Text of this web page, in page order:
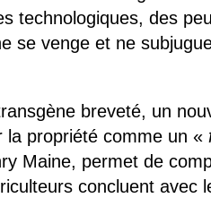
technologiques, des
se venge et ne
breveté, un
la propriété comme un «
Maine, permet de
concluent avec